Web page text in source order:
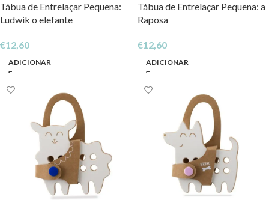
Tábua de Entrelaçar Pequena:
Ludwik o elefante
€12,60
ADICIONAR
Tábua de Entrelaçar Pequena: a
Raposa
€12,60
ADICIONAR